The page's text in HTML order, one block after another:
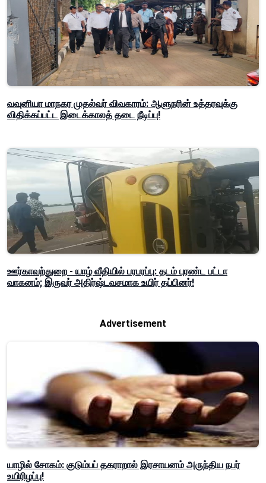
வவுனியா மாநகர முதல்வர் விவகாரம்: ஆளுநரின் உத்தரவுக்கு
விதிக்கப்பட்ட இடைக்காலத் தடை நீடிப்பு!
ஊர்காவற்துறை - யாழ் வீதியில் பரபரப்பு: தடம் புரண்ட பட்டா
வாகனம்; இருவர் அதிர்ஷ்டவசமாக உயிர் தப்பினர்!
Advertisement
யாழில் சோகம்: குடும்பப் தகராறால் இரசாயனம் அருந்திய நபர்
உயிரிழப்பு!